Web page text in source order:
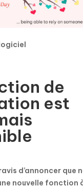
de
est
d’annoncer que
nouvelle fonction